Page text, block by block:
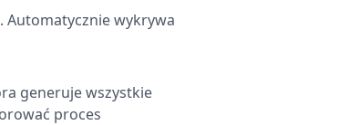
Automatycznie wykrywa
generuje wszystkie
proces